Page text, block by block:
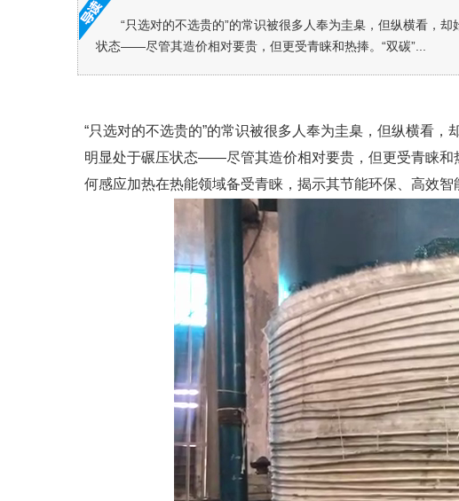
“只选对的不选贵的”的常识被很多人奉为圭臬，但纵横看，
状态——尽管其造价相对要贵，但更受青睐和热捧。“双碳”...
“只选对的不选贵的”的常识被很多人奉为圭臬，但纵横看，
明显处于碾压状态——尽管其造价相对要贵，但更受青睐和
何感应加热在热能领域备受青睐，揭示其节能环保、高效智